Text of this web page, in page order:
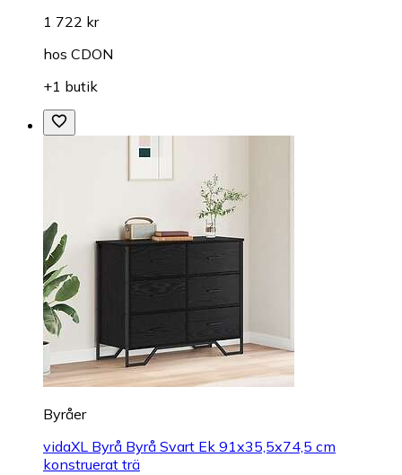
1 722 kr
hos CDON
+1 butik
Byråer
vidaXL Byrå Byrå Svart Ek 91x35,5x74,5 cm
konstruerat trä